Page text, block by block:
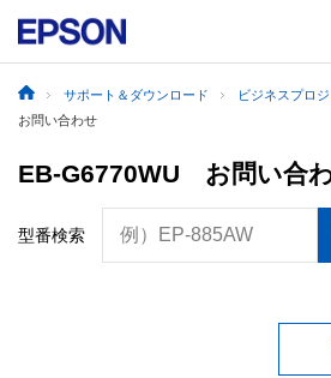
サポート＆ダウンロード ビジネスプロ
お問い合わせ
EB-G6770WU お問い合
型番検索 例）EP-885AW